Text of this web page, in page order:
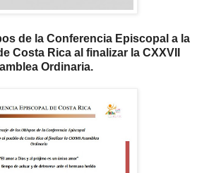
de la Conferencia Episcopal a la
Costa Rica al finalizar la CXXVII
Ordinaria.